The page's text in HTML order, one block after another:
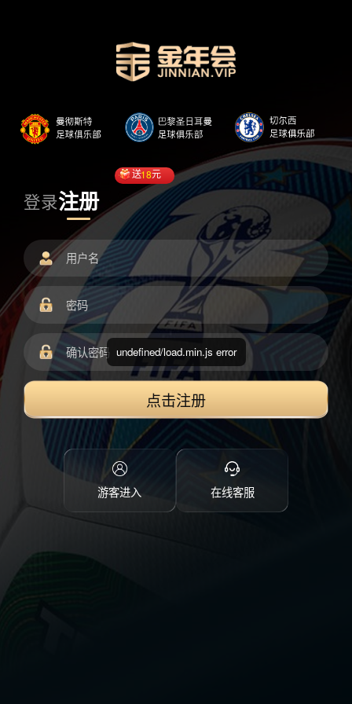
登录注册
送18元
点击注册
游客进入 在线客服
undefined/load.min.js error